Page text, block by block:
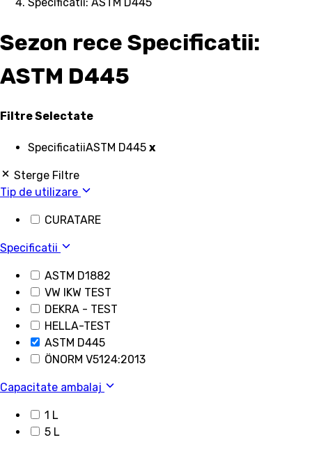
Sezon rece Specificatii:
ASTM D445
Filtre Selectate
SpecificatiiASTM D445 x
Sterge Filtre
Tip de utilizare
CURATARE
Specificatii
ASTM D1882
VW IKW TEST
DEKRA - TEST
HELLA-TEST
ASTM D445
ÖNORM V5124:2013
Capacitate ambalaj
1 L
5 L